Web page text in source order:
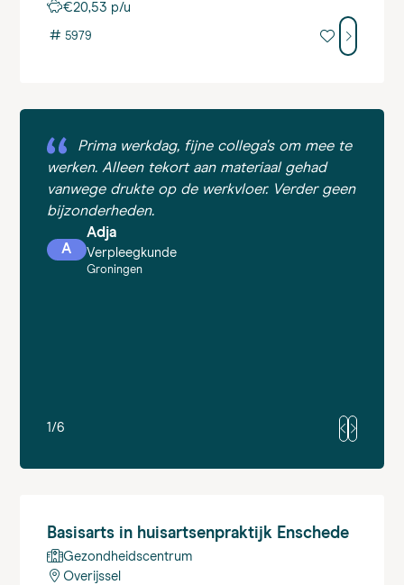
€20,53 p/u
# 5979
Prima werkdag, fijne collega's om mee te
werken. Alleen tekort aan materiaal gehad
vanwege drukte op de werkvloer. Verder geen
bijzonderheden.
A
Adja
Verpleegkunde
Groningen
1/6
Basisartsin huisartsenpraktijk Enschede
Gezondheidscentrum
Overijssel